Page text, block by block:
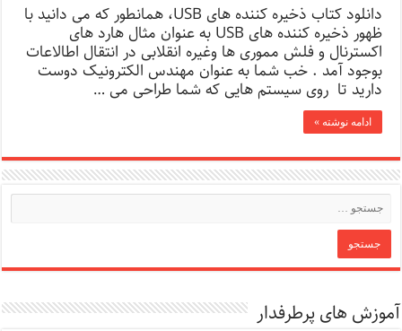
دانلود کتاب ذخیره کننده های USB، همانطور که می دانید با
ظهور ذخیره کننده های USB به عنوان مثال هارد های
اکسترنال و فلش مموری ها وغیره انقلابی در انتقال اطالاعات
بوجود آمد . خب شما به عنوان مهندس الکترونیک دوست
دارید تا روی سیستم هایی که شما طراحی می …
ادامه نوشته »
آموزش های پرطرفدار